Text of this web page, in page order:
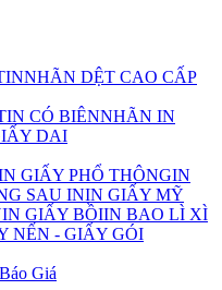
NHÃN DỆT CAO CẤP
CÓ BIÊNNHÃN IN
DAI
GIẤY PHỔ THÔNGIN
SAU ININ GIẤY MỸ
IN GIẤY BỒIIN BAO LÌ XÌ
NẾN - GIẤY GÓI
Giá